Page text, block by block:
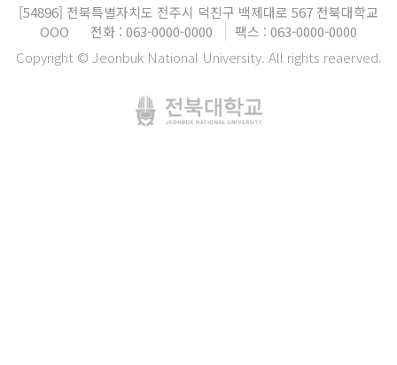
[54896] 전북특별자치도 전주시 덕진구 백제대로 567 전북대학교
OOO
전화 : 063-0000-0000
팩스 : 063-0000-0000
Copyright © Jeonbuk National University. All rights reaerved.